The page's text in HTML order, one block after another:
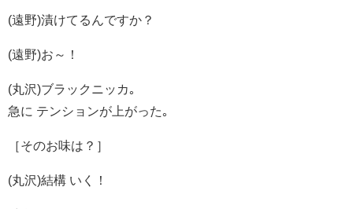
(遠野)漬けてるんですか？
(遠野)お～！
(丸沢)ブラックニッカ｡
急に テンションが上がった｡
［そのお味は？］
(丸沢)結構 いく！